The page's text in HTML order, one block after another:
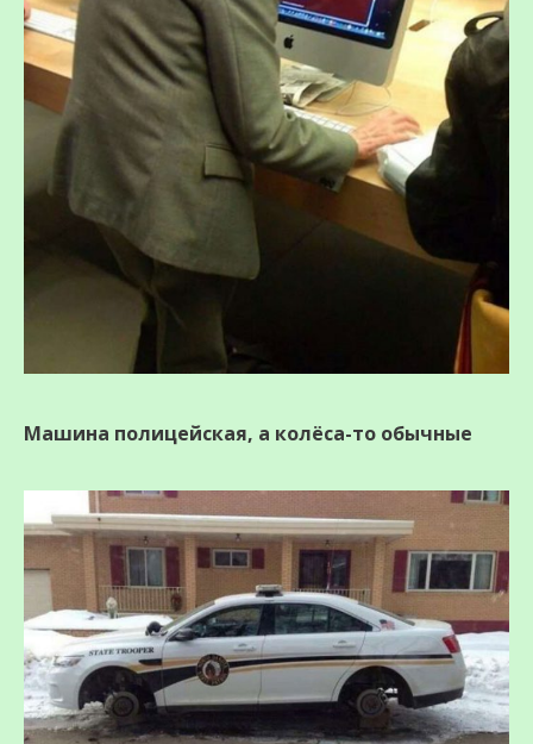
Машина полицейская, а колёса-то обычные